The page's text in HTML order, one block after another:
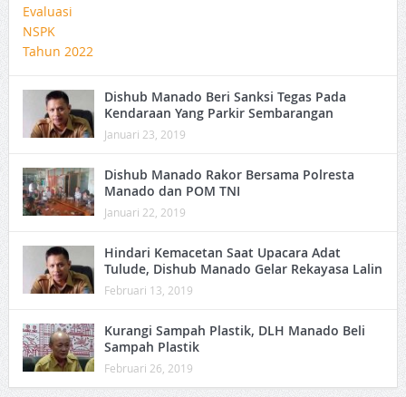
Dishub Manado Beri Sanksi Tegas Pada
Kendaraan Yang Parkir Sembarangan
Januari 23, 2019
Dishub Manado Rakor Bersama Polresta
Manado dan POM TNI
Januari 22, 2019
Hindari Kemacetan Saat Upacara Adat
Tulude, Dishub Manado Gelar Rekayasa Lalin
Februari 13, 2019
Kurangi Sampah Plastik, DLH Manado Beli
Sampah Plastik
Februari 26, 2019